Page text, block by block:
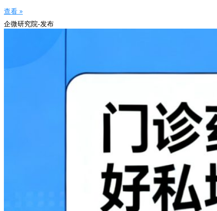
查看 »
企微研究院-发布